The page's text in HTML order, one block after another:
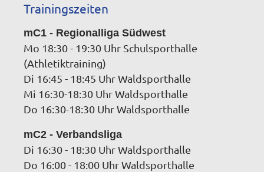
Trainingszeiten
mC1 - Regionalliga Südwest
Mo 18:30 - 19:30 Uhr Schulsporthalle
(Athletiktraining)
Di 16:45 - 18:45 Uhr Waldsporthalle
Mi 16:30-18:30 Uhr Waldsporthalle
Do 16:30-18:30 Uhr Waldsporthalle
mC2 - Verbandsliga
Di 16:30 - 18:30 Uhr Waldsporthalle
Do 16:00 - 18:00 Uhr Waldsporthalle